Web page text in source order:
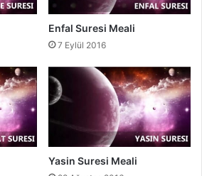
Enfal Suresi Meali
7 Eylül 2016
Yasin Suresi Meali